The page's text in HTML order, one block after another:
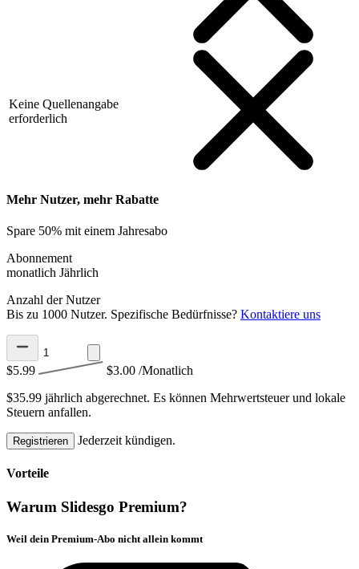
Keine Quellenangabe
erforderlich
Mehr Nutzer, mehr Rabatte
Spare 50% mit einem Jahresabo
Abonnement
monatlich Jährlich
Anzahl der Nutzer
Bis zu 1000 Nutzer. Spezifische Bedürfnisse? Kontaktiere uns
$5.99 $3.00 /Monatlich
$35.99 jährlich abgerechnet. Es können Mehrwertsteuer und lokale
Steuern anfallen.
Registrieren Jederzeit kündigen.
Vorteile
Warum Slidesgo Premium?
Weil dein Premium-Abo nicht allein kommt